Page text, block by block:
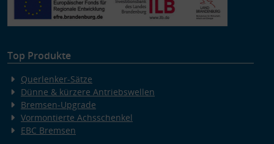
Top Produkte
Querlenker-Sätze
Dünne & kürzere Antriebswellen
Bremsen-Upgrade
Vormontierte Achsschenkel
EBC Bremsen